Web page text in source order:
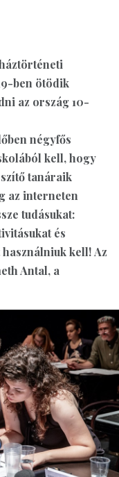
ben ötödik
az ország 10-
négyfős
kell, hogy
tanáraik
az interneten
tudásukat:
és
kell! Az
Antal, a